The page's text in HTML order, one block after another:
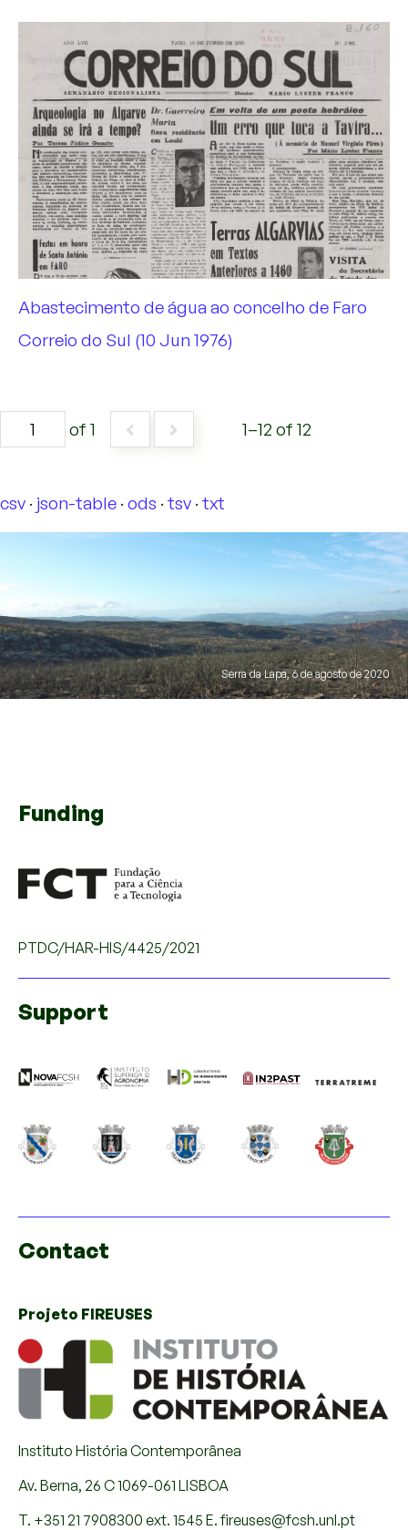
Abastecimento de água ao concelho de Faro
Correio do Sul (10 Jun 1976)
of 1 1–12 of 12
csv json-table ods tsv txt
Serra da Lapa, 6 de agosto de 2020
Funding
PTDC/HAR-HIS/4425/2021
Support
Contact
Projeto FIREUSES
Instituto História Contemporânea
Av. Berna, 26 C 1069-061 LISBOA
T. +351 21 7908300 ext. 1545 E. fireuses@fcsh.unl.pt